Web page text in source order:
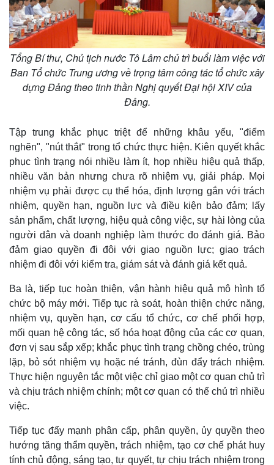
Tổng Bí thư, Chủ tịch nước Tô Lâm chủ trì buổi làm việc với
Ban Tổ chức Trung ương về trọng tâm công tác tổ chức xây
dựng Đảng theo tinh thần Nghị quyết Đại hội XIV của
Đảng.
Tập trung khắc phục triệt để những khâu yếu, "điểm
nghẽn", "nút thắt" trong tổ chức thực hiện. Kiên quyết khắc
phục tình trạng nói nhiều làm ít, họp nhiều hiệu quả thấp,
nhiều văn bản nhưng chưa rõ nhiệm vụ, giải pháp. Mọi
nhiệm vụ phải được cụ thể hóa, định lượng gắn với trách
nhiệm, quyền hạn, nguồn lực và điều kiện bảo đảm; lấy
sản phẩm, chất lượng, hiệu quả công việc, sự hài lòng của
người dân và doanh nghiệp làm thước đo đánh giá. Bảo
đảm giao quyền đi đôi với giao nguồn lực; giao trách
nhiệm đi đôi với kiểm tra, giám sát và đánh giá kết quả.
Ba là, tiếp tục hoàn thiện, vận hành hiệu quả mô hình tổ
chức bộ máy mới. Tiếp tục rà soát, hoàn thiện chức năng,
nhiệm vụ, quyền hạn, cơ cấu tổ chức, cơ chế phối hợp,
mối quan hệ công tác, số hóa hoạt động của các cơ quan,
đơn vị sau sắp xếp; khắc phục tình trạng chồng chéo, trùng
lặp, bỏ sót nhiệm vụ hoặc né tránh, đùn đẩy trách nhiệm.
Thực hiện nguyên tắc một việc chỉ giao một cơ quan chủ trì
và chịu trách nhiệm chính; một cơ quan có thể chủ trì nhiều
việc.
Tiếp tục đẩy mạnh phân cấp, phân quyền, ủy quyền theo
hướng tăng thẩm quyền, trách nhiệm, tạo cơ chế phát huy
tính chủ động, sáng tạo, tự quyết, tự chịu trách nhiệm trong